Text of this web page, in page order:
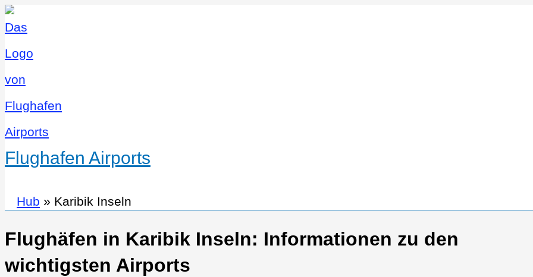
Flughafen Airports
Hub » Karibik Inseln
Flughäfen in Karibik Inseln: Informationen zu den
wichtigsten Airports